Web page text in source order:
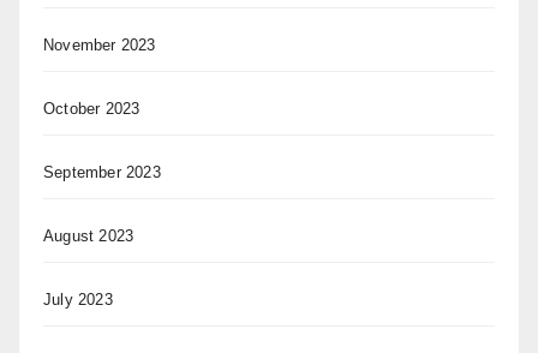
November 2023
October 2023
September 2023
August 2023
July 2023